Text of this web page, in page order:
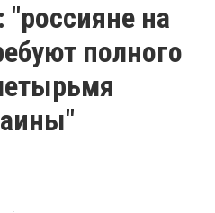
"россияне на
полного